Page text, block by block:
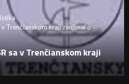
v Trenčianskom kraji zaujímal o
sa v Trenčianskom kraji